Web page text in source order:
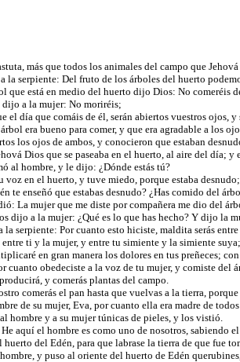
más que todos los animales del campo que
la serpiente: Del fruto de los árboles del huerto
que está en medio del huerto dijo Dios: No comeréis
a la mujer: No moriréis;
el día que comáis de él, serán abiertos vuestros ojos,
era bueno para comer, y que era agradable a los
los ojos de ambos, y conocieron que estaban
Dios que se paseaba en el huerto, al aire del día;
al hombre, y le dijo: ¿Dónde estás tú?
en el huerto, y tuve miedo, porque estaba
te enseñó que estabas desnudo? ¿Has comido del
La mujer que me diste por compañera me dio del
dijo a la mujer: ¿Qué es lo que has hecho? Y dijo la
serpiente: Por cuanto esto hiciste, maldita serás
ti y la mujer, y entre tu simiente y la simiente
en gran manera los dolores en tus preñeces;
cuanto obedeciste a la voz de tu mujer, y comiste del
y comerás plantas del campo.
comerás el pan hasta que vuelvas a la tierra,
de su mujer, Eva, por cuanto ella era madre de
hombre y a su mujer túnicas de pieles, y los vistió.
aquí el hombre es como uno de nosotros, sabiendo
del Edén, para que labrase la tierra de que fue
y puso al oriente del huerto de Edén